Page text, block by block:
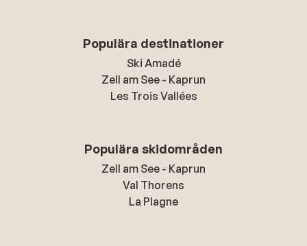
Populära destinationer
Ski Amadé
Zell am See - Kaprun
Les Trois Vallées
Populära skidområden
Zell am See - Kaprun
Val Thorens
La Plagne